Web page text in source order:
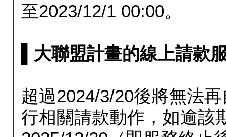
至2023/12/1 00:00。
▌大聯盟計畫的線上請款
超過2024/3/20後將無法
行相關請款動作，如逾該